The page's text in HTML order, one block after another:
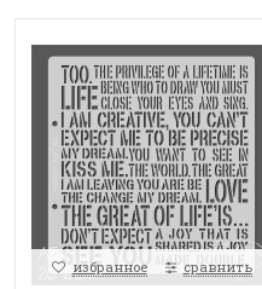
избранное сравнить